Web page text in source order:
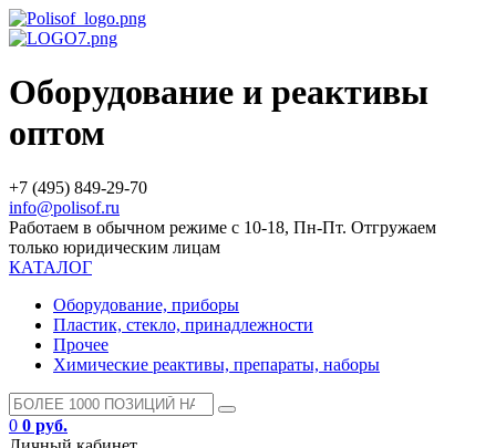
Оборудование и реактивы
оптом
+7 (495) 849-29-70
info@polisof.ru
Работаем в обычном режиме с 10-18, Пн-Пт. Отгружаем
только юридическим лицам
КАТАЛОГ
Оборудование, приборы
Пластик, стекло, принадлежности
Прочее
Химические реактивы, препараты, наборы
0 0 руб.